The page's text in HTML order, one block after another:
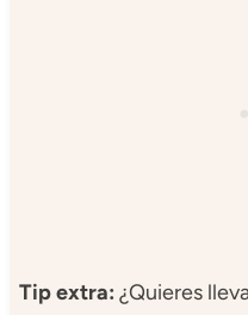
Tip extra: ¿Quieres